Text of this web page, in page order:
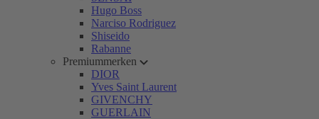
Hugo Boss
Narciso Rodriguez
Shiseido
Rabanne
Premiummerken
DIOR
Yves Saint Laurent
GIVENCHY
GUERLAIN